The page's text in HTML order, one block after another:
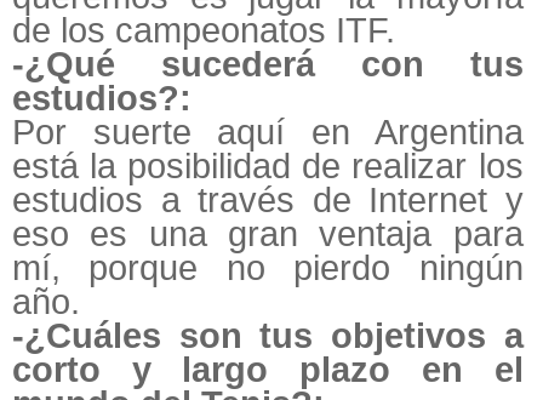
de los campeonatos ITF.
-¿Qué sucederá con tus
estudios?:
Por suerte aquí en Argentina
está la posibilidad de realizar los
estudios a través de Internet y
eso es una gran ventaja para
mí, porque no pierdo ningún
año.
-¿Cuáles son tus objetivos a
corto y largo plazo en el